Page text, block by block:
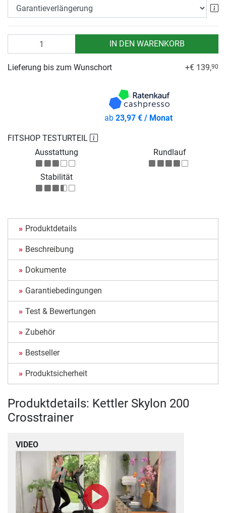
IN DEN WARENKORB
FITSHOP TESTURTEIL
Ausstattung
Rundlauf
Stabilität
Lieferung bis zum Wunschort +€ 139,90
ab 23,97 € / Monat
Produktdetails
Beschreibung
Dokumente
Garantiebedingungen
Test & Bewertungen
Zubehör
Bestseller
Produktsicherheit
Produktdetails: Kettler Skylon 200
Crosstrainer
VIDEO